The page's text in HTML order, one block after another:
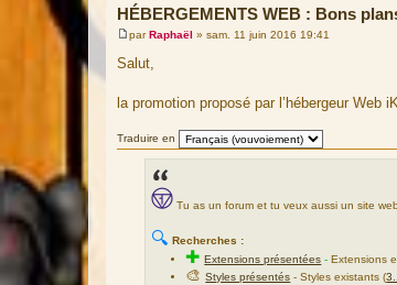
HÉBERGEMENTS WEB : Bons
M
e
s
a
g
parRaphaël » sam. 11 juin 2016 19:41
Salut,
la promotion proposé par l’hébergeur Web
Traduire en
Tu as un forum et tu veux aussi un site
🔍 Recherches :
✚Extensions présentées -Extensions
🎨Styles présentés - Styles existants (